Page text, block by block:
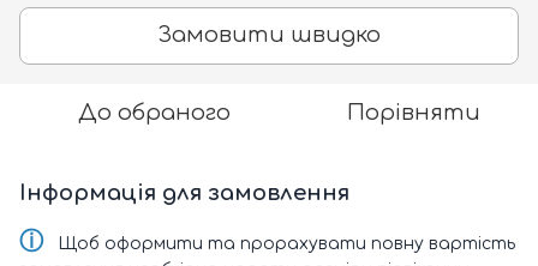
Замовити швидко
До обраного Порівняти
Інформація для замовлення
ⓘ
Щоб оформити та прорахувати повну вартість